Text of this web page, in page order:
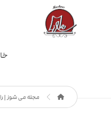
مجله می شوز |